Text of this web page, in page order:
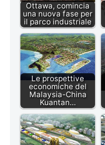
Ottawa, comincia
una nuova fase per
il parco industriale
Le prospettive
economiche del
Malaysia-China
Kuantan…